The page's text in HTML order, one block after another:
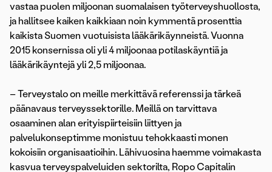
vastaa puolen miljoonan suomalaisen työterveyshuollosta,
ja hallitsee kaiken kaikkiaan noin kymmentä prosenttia
kaikista Suomen vuotuisista lääkärikäynneistä. Vuonna
2015 konsernissa oli yli 4 miljoonaa potilaskäyntiä ja
lääkärikäyntejä yli 2,5 miljoonaa.
– Terveystalo on meille merkittävä referenssi ja tärkeä
päänavaus terveyssektorille. Meillä on tarvittava
osaaminen alan erityispiirteisiin liittyen ja
palvelukonseptimme monistuu tehokkaasti monen
kokoisiin organisaatioihin. Lähivuosina haemme voimakasta
kasvua terveyspalveluiden sektorilta, Ropo Capitalin